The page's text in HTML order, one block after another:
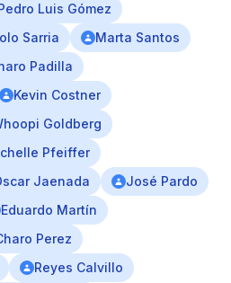
Luis Gómez
Sarria
Marta Santos
Padilla
Kevin Costner
Goldberg
Pfeiffer
Jaenada
José Pardo
Eduardo Martín
Perez
Reyes Calvillo